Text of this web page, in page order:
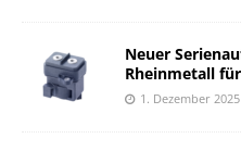
Neuer
Rheinmetall
1. Dezember 2025